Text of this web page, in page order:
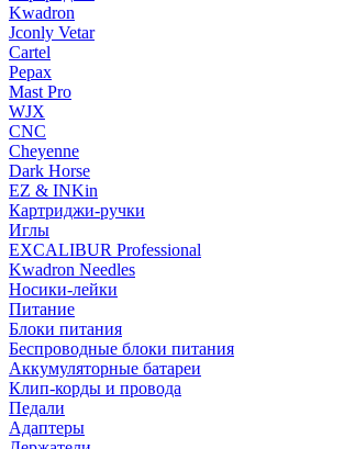
Kwadron
Jconly Vetar
Cartel
Pepax
Mast Pro
WJX
CNC
Cheyenne
Dark Horse
EZ & INKin
Картриджи-ручки
Иглы
EXCALIBUR Professional
Kwadron Needles
Носики-лейки
Питание
Блоки питания
Беспроводные блоки питания
Аккумуляторные батареи
Клип-корды и провода
Педали
Адаптеры